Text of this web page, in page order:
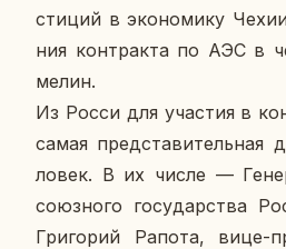
сти­ций в эко­но­ми­ку
ния кон­трак­та по АЭС в
ме­лин.
Из Росси для уча­стия в
самая пред­ста­ви­тель­ная
ло­век. В их числе —
со­юз­но­го го­су­дар­ства
Гри­го­рий Рапота, вице-